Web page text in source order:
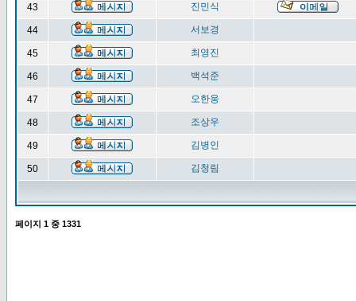
43 진민식
44 서보경
45 최영진
46 백석준
47 오한웅
48 조상우
49 김병인
50 김청림
페이지 1 중 1331